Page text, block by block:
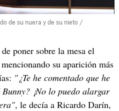
de su nuera y de su nieto /
poner sobre la mesa el
su aparición más
"¿Te he comentado que he
¡No lo puedo alargar
, le decía a Ricardo Darín,